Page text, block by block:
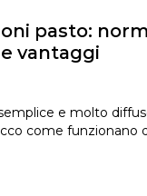
pasto:
vantaggi
e molto
come funzionano